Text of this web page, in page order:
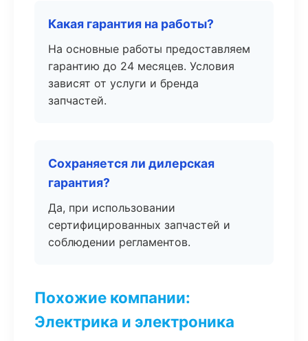
Какая гарантия на работы?
На основные работы предоставляем
гарантию до 24 месяцев. Условия
зависят от услуги и бренда
запчастей.
Сохраняется ли дилерская
гарантия?
Да, при использовании
сертифицированных запчастей и
соблюдении регламентов.
Похожие компании:
Электрика и электроника